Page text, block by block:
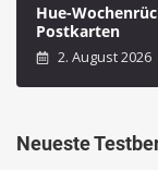
Hue-
Postkarten
2. August 2026
Neueste